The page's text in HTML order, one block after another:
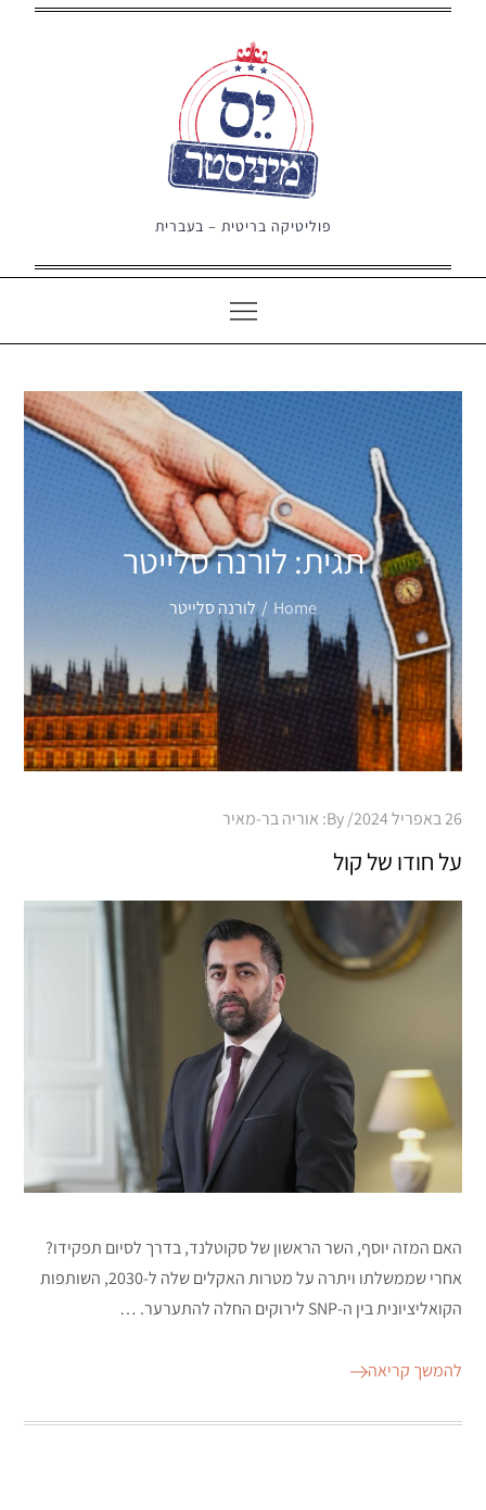
פוליטיקה בריטית – בעברית
תגית: לורנה סלייטר
Home לורנה סלייטר
Posted
26 באפריל 2024 By: אוריה בר-מאיר
על חודו של קול
האם המזה יוסף, השר הראשון של סקוטלנד, בדרך לסיום תפקידו?
אחרי שממשלתו ויתרה על מטרות האקלים שלה ל-2030, השותפות
הקואליציונית בין ה-SNP לירוקים החלה להתערער. …
להמשך קריאה